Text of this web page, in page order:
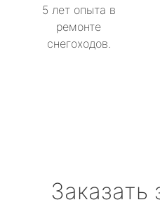
5 лет опыта в
ремонте
снегоходов.
Заказать